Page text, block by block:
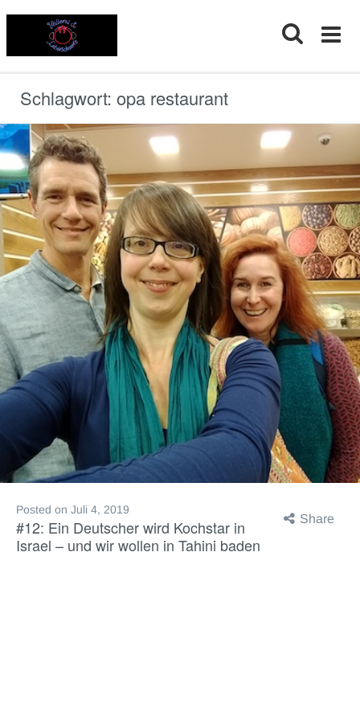
Schlagwort: opa restaurant
Share
Posted on Juli 4, 2019
#12: Ein Deutscher wird Kochstar in
Israel – und wir wollen in Tahini baden